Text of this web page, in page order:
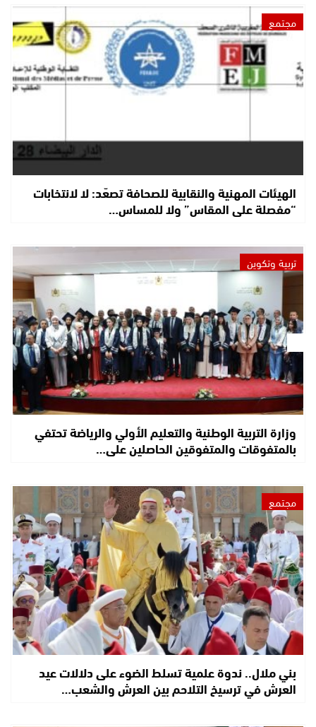
مجتمع
الهيئات المهنية والنقابية للصحافة تصعّد: لا لانتخابات
“مفصلة على المقاس” ولا للمساس…
تربية وتكوين
وزارة التربية الوطنية والتعليم الأولي والرياضة تحتفي
بالمتفوقات والمتفوقين الحاصلين على…
مجتمع
بني ملال.. ندوة علمية تسلط الضوء على دلالات عيد
العرش في ترسيخ التلاحم بين العرش والشعب…